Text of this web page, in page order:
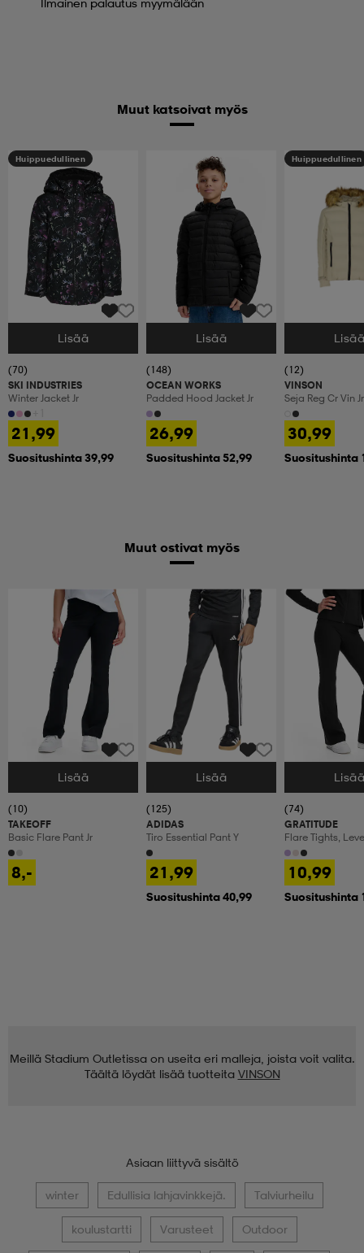
Muut katsoivat myös
Huippuedullinen
Valitse Koko
Lisää
(70)
SKI INDUSTRIES
Winter Jacket Jr
21,99
Suositushinta 39,99
Valitse Koko
Lisää
(148)
OCEAN WORKS
Padded Hood Jacket Jr
26,99
Suositushinta 52,99
Huippuedullinen
Valitse Koko
(12)
VINSON
Seja Reg Cr Vin
30,99
Suositushinta
Muut ostivat myös
Valitse Koko
Lisää
(10)
TAKEOFF
Basic Flare Pant Jr
8,-
Valitse Koko
Lisää
(125)
ADIDAS
Tiro Essential Pant Y
21,99
Suositushinta 40,99
Valitse Koko
(74)
GRATITUDE
Flare Tights,
Treenitrikoot,
10,99
Suositushinta
Meillä Stadium Outletissa on useita eri malleja, joista voit valita.
Täältä löydät lisää tuotteita VINSON
Asiaan liittyvä sisältö
winter Edullisia lahjavinkkejä. Talviurheilu
koulustartti Varusteet Outdoor